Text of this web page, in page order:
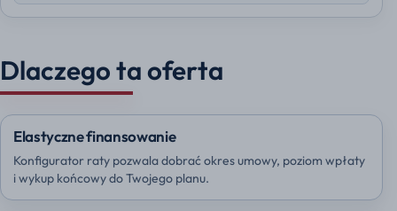
Dlaczego ta oferta
Elastyczne finansowanie
Konfigurator raty pozwala dobrać okres umowy, poziom wpłaty
i wykup końcowy do Twojego planu.